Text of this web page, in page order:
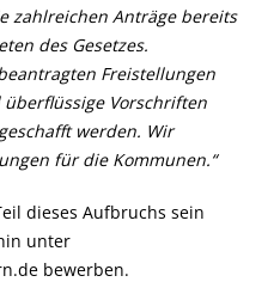
zahlreichen Anträge bereits
des Gesetzes.
Freistellungen
Vorschriften
werden. Wir
für die Kommunen.“
dieses Aufbruchs sein
unter
bewerben.